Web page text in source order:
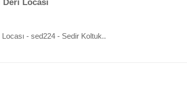
Locası
- sed224 - Sedir Koltuk..